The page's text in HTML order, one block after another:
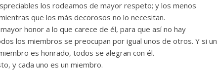
los rodeamos de mayor respeto; y los menos
que los más decorosos no lo necesitan.
honor a lo que carece de él, para que así no hay
los miembros se preocupan por igual unos de otros. Y si un
es honrado, todos se alegran con él.
y cada uno es un miembro.